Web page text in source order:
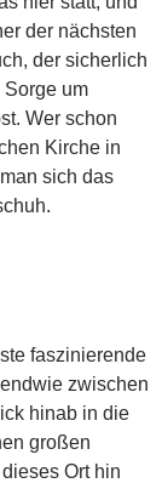
der nächsten
der sicherlich
um
Wer schon
Kirche in
sich das
faszinierende
zwischen
hinab in die
großen
Ort hin